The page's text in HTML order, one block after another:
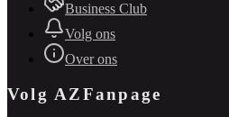
Business Club
Volg ons
Over ons
Volg AZFanpage